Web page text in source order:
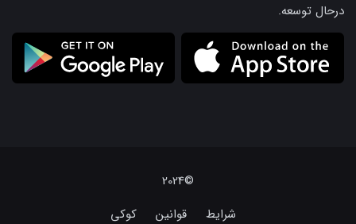
درحال توسعه.
©2024
شرایط
قوانین کوکی